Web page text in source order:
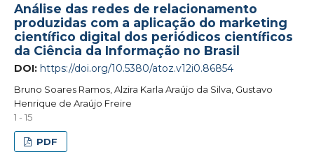
Análise das redes de relacionamento
produzidas com a aplicação do marketing
científico digital dos periódicos científicos
da Ciência da Informação no Brasil
DOI: https://doi.org/10.5380/atoz.v12i0.86854
Bruno Soares Ramos, Alzira Karla Araújo da Silva, Gustavo
Henrique de Araújo Freire
1 - 15
PDF